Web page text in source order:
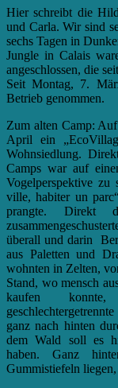
Hier schreibt die
und Carla. Wir sind
sechs Tagen in
Jungle in Calais
angeschlossen, die
Seit Montag, 7.
Betrieb genommen.
Zum alten Camp:
April ein
Wohnsiedlung.
Camps war auf
Vogelperspektive zu
ville, habiter un
prangte. Direkt
überall und darin
aus Paletten und
wohnten in Zelten,
Stand, wo mensch
kaufen konnte,
ganz nach hinten
dem Wald soll es
haben. Ganz
Gummistiefeln